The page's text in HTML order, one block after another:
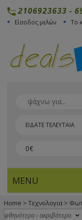
2106923633 -
Είσοδος μελών Το
ΕΙΔΑΤΕ ΤΕΛΕΥΤΑΙΑ
0€
MENU
Home > Τεχνολογια >